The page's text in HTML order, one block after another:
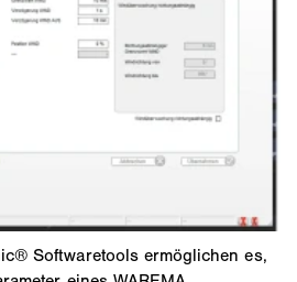
Softwaretools ermöglichen es,